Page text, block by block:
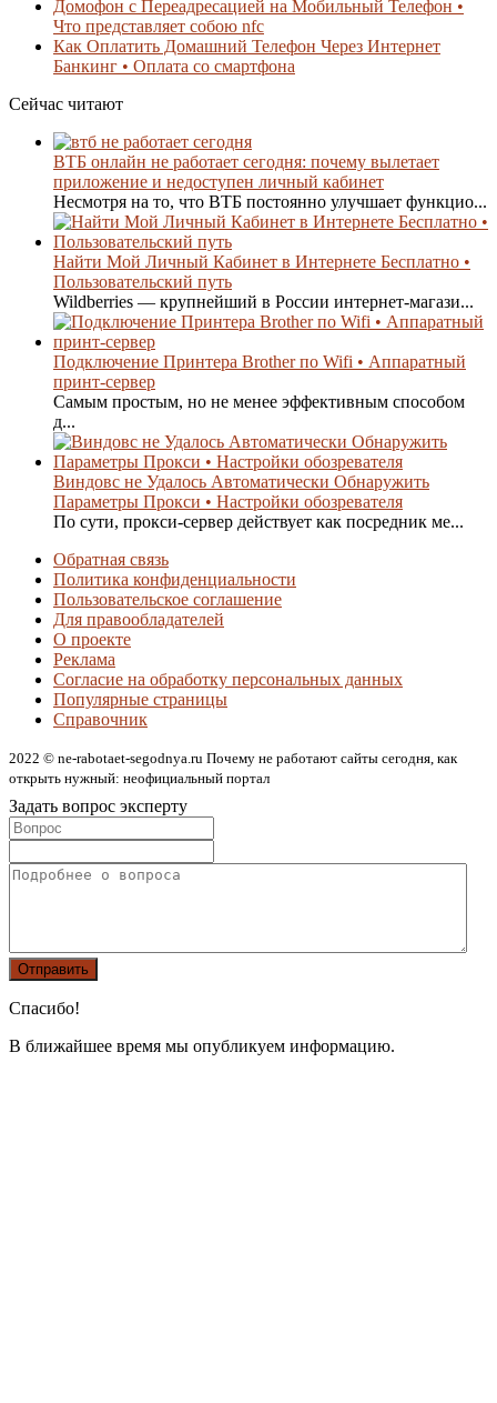
Домофон с Переадресацией на Мобильный Телефон •
Что представляет собою nfc
Как Оплатить Домашний Телефон Через Интернет
Банкинг • Оплата со смартфона
Сейчас читают
ВТБ онлайн не работает сегодня: почему вылетает
приложение и недоступен личный кабинет
Несмотря на то, что ВТБ постоянно улучшает функцио...
Найти Мой Личный Кабинет в Интернете Бесплатно •
Пользовательский путь
Wildberries — крупнейший в России интернет-магази...
Подключение Принтера Brother по Wifi • Аппаратный
принт-сервер
Самым простым, но не менее эффективным способом
д...
Виндовс не Удалось Автоматически Обнаружить
Параметры Прокси • Настройки обозревателя
По сути, прокси-сервер действует как посредник ме...
Обратная связь
Политика конфиденциальности
Пользовательское соглашение
Для правообладателей
О проекте
Реклама
Согласие на обработку персональных данных
Популярные страницы
Справочник
2022 © ne-rabotaet-segodnya.ru Почему не работают сайты сегодня, как
открыть нужный: неофициальный портал
Задать вопрос эксперту
Спасибо!
В ближайшее время мы опубликуем информацию.